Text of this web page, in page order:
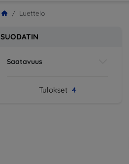
Luettelo
SUODATIN
Saatavuus
Tulokset 4